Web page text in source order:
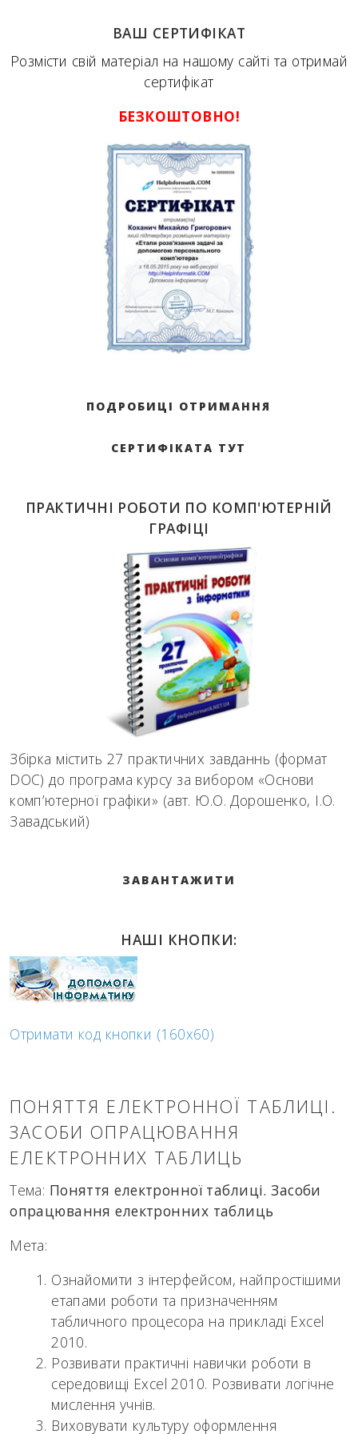
ВАШ СЕРТИФІКАТ
Розмісти свій матеріал на нашому сайті та отримай
сертифікат
БЕЗКОШТОВНО!
ПОДРОБИЦІ ОТРИМАННЯ
СЕРТИФІКАТА ТУТ
ПРАКТИЧНІ РОБОТИ ПО КОМП'ЮТЕРНІЙ
ГРАФІЦІ
Збірка містить 27 практичних завданнь (формат
DOC) до програма курсу за вибором «Основи
комп’ютерної графіки» (авт. Ю.О. Дорошенко, І.О.
Завадський)
ЗАВАНТАЖИТИ
НАШІ КНОПКИ:
Отримати код кнопки (160x60)
ПОНЯТТЯ ЕЛЕКТРОННОЇ ТАБЛИЦІ.
ЗАСОБИ ОПРАЦЮВАННЯ
ЕЛЕКТРОННИХ ТАБЛИЦЬ
Тема: Поняття електронної таблиці. Засоби
опрацювання електронних таблиць
Мета:
Ознайомити з інтерфейсом, найпростішими
етапами роботи та призначенням
табличного процесора на прикладі Excel
2010.
Розвивати практичні навички роботи в
середовищі Excel 2010. Розвивати логічне
мислення учнів.
Виховувати культуру оформлення